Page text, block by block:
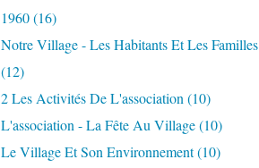
1960(16)
Notre Village - Les Habitants Et Les Familles
(12)
2 Les Activités De L'association (10)
L'association - La Fête Au Village(10)
Le Village Et Son Environnement(10)